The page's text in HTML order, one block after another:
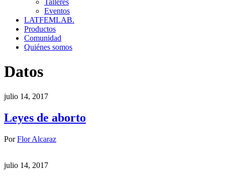
Talleres
Eventos
LATFEMLAB.
Productos
Comunidad
Quiénes somos
Datos
julio 14, 2017
Leyes de aborto
PorFlor Alcaraz
julio 14, 2017